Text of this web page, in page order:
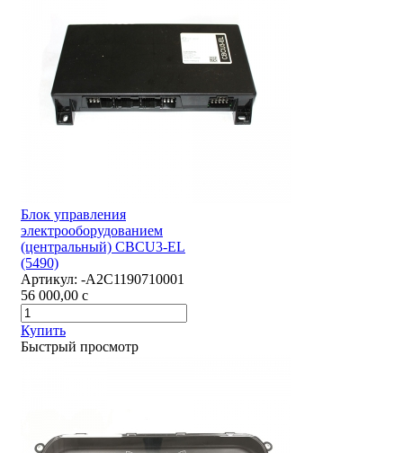
Блок управления
электрооборудованием
(центральный) CBCU3-EL
(5490)
Артикул: -А2С1190710001
56 000,00 c
Купить
Быстрый просмотр